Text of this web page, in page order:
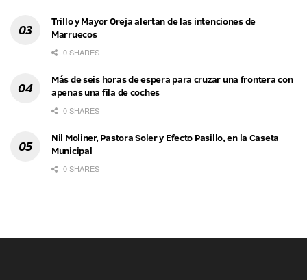
Trillo y Mayor Oreja alertan de las intenciones de
Marruecos
0 SHARES
Más de seis horas de espera para cruzar una frontera con
apenas una fila de coches
0 SHARES
Nil Moliner, Pastora Soler y Efecto Pasillo, en la Caseta
Municipal
0 SHARES